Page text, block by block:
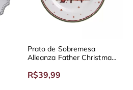
Prato de Sobremesa
Alleanza Father Christmas
R$39,99